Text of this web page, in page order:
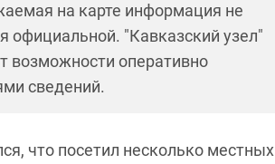
на карте информация не
официальной. "Кавказский узел"
возможности оперативно
сведений.
что посетил несколько местных